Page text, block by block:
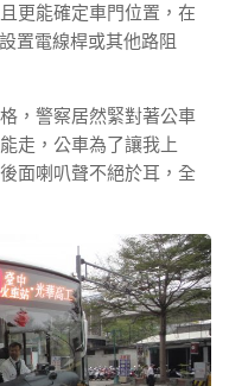
更能確定車門位置，在
置電線桿或其他路阻
，警察居然緊對著公車
走，公車為了讓我上
面喇叭聲不絕於耳，全